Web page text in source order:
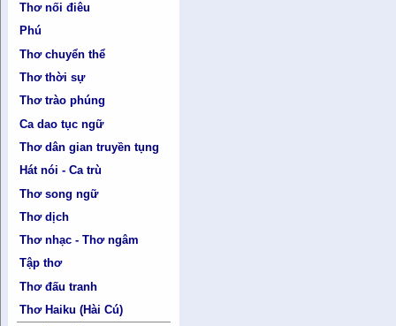
Thơ nối điêu
Phú
Thơ chuyển thể
Thơ thời sự
Thơ trào phúng
Ca dao tục ngữ
Thơ dân gian truyền tụng
Hát nói - Ca trù
Thơ song ngữ
Thơ dịch
Thơ nhạc - Thơ ngâm
Tập thơ
Thơ đấu tranh
Thơ Haiku (Hài Cú)